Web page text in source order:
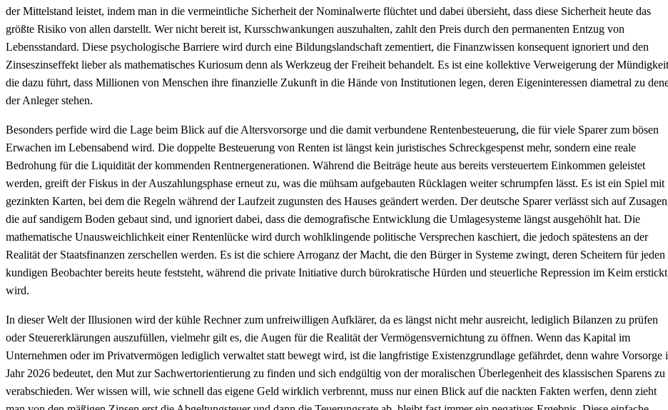
der Mittelstand leistet, indem man in die vermeintliche Sicherheit der Nominalwerte flüchtet und dabei übersieht, dass diese Sicherheit heute das
größte Risiko von allen darstellt. Wer nicht bereit ist, Kursschwankungen auszuhalten, zahlt den Preis durch den permanenten Entzug von
Lebensstandard. Diese psychologische Barriere wird durch eine Bildungslandschaft zementiert, die Finanzwissen konsequent ignoriert und den
Zinseszinseffekt lieber als mathematisches Kuriosum denn als Werkzeug der Freiheit behandelt. Es ist eine kollektive Verweigerung der
die dazu führt, dass Millionen von Menschen ihre finanzielle Zukunft in die Hände von Institutionen legen, deren Eigeninteressen diametral zu
der Anleger stehen.
Besonders perfide wird die Lage beim Blick auf die Altersvorsorge und die damit verbundene Rentenbesteuerung, die für viele Sparer zum bösen
Erwachen im Lebensabend wird. Die doppelte Besteuerung von Renten ist längst kein juristisches Schreckgespenst mehr, sondern eine reale
Bedrohung für die Liquidität der kommenden Rentnergenerationen. Während die Beiträge heute aus bereits versteuertem Einkommen geleistet
werden, greift der Fiskus in der Auszahlungsphase erneut zu, was die mühsam aufgebauten Rücklagen weiter schrumpfen lässt. Es ist ein Spiel mit
gezinkten Karten, bei dem die Regeln während der Laufzeit zugunsten des Hauses geändert werden. Der deutsche Sparer verlässt sich auf
die auf sandigem Boden gebaut sind, und ignoriert dabei, dass die demografische Entwicklung die Umlagesysteme längst ausgehöhlt hat. Die
mathematische Unausweichlichkeit einer Rentenlücke wird durch wohlklingende politische Versprechen kaschiert, die jedoch spätestens an der
Realität der Staatsfinanzen zerschellen werden. Es ist die schiere Arroganz der Macht, die den Bürger in Systeme zwingt, deren Scheitern für jeden
kundigen Beobachter bereits heute feststeht, während die private Initiative durch bürokratische Hürden und steuerliche Repression im Keim erstickt
wird.
In dieser Welt der Illusionen wird der kühle Rechner zum unfreiwilligen Aufklärer, da es längst nicht mehr ausreicht, lediglich Bilanzen zu prüfen
oder Steuererklärungen auszufüllen, vielmehr gilt es, die Augen für die Realität der Vermögensvernichtung zu öffnen. Wenn das Kapital im
Unternehmen oder im Privatvermögen lediglich verwaltet statt bewegt wird, ist die langfristige Existenzgrundlage gefährdet, denn wahre Vorsorge
Jahr 2026 bedeutet, den Mut zur Sachwertorientierung zu finden und sich endgültig von der moralischen Überlegenheit des klassischen Sparens zu
verabschieden. Wer wissen will, wie schnell das eigene Geld wirklich verbrennt, muss nur einen Blick auf die nackten Fakten werfen, denn zieht